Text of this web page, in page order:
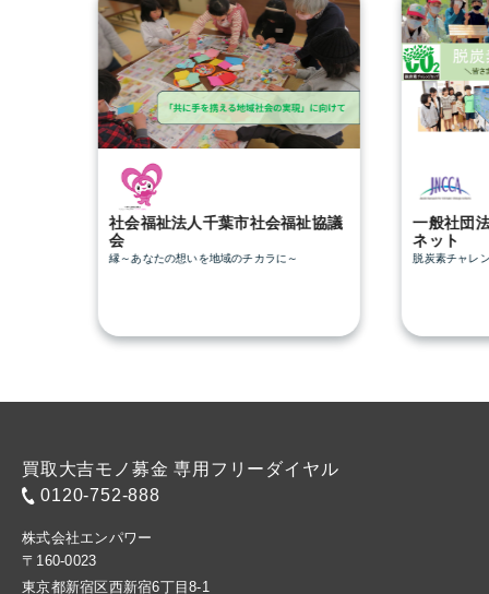
社会福祉法人千葉市社会福祉協議
会
縁～あなたの想いを地域のチカラに～
一般社団
ネット
脱炭素チャレ
買取大吉モノ募金 専用フリーダイヤル
0120-752-888
株式会社エンパワー
〒160-0023
東京都新宿区西新宿6丁目8-1